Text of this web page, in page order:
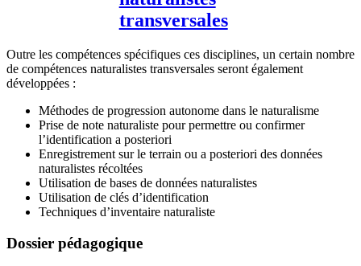
transversales
Outre les compétences spécifiques ces disciplines, un certain nombre
de compétences naturalistes transversales seront également
développées :
Méthodes de progression autonome dans le naturalisme
Prise de note naturaliste pour permettre ou confirmer
l’identification a posteriori
Enregistrement sur le terrain ou a posteriori des données
naturalistes récoltées
Utilisation de bases de données naturalistes
Utilisation de clés d’identification
Techniques d’inventaire naturaliste
Dossier pédagogique